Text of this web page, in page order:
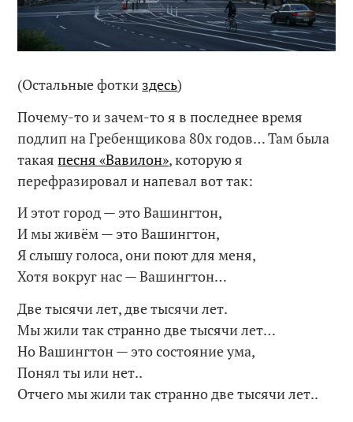
(Остальные фотки здесь)
Почему-то и зачем-то я в последнее время
подлип на Гребенщикова 80х годов… Там была
такаяпесня «Вавилон», которую я
перефразировал и напевал вот так:
И этот город — это Вашингтон,
И мы живём — это Вашингтон,
Я слышу голоса, они поют для меня,
Хотя вокруг нас — Вашингтон…
Две тысячи лет, две тысячи лет.
Мы жили так странно две тысячи лет…
Но Вашингтон — это состояние ума,
Понял ты или нет..
Отчего мы жили так странно две тысячи лет..